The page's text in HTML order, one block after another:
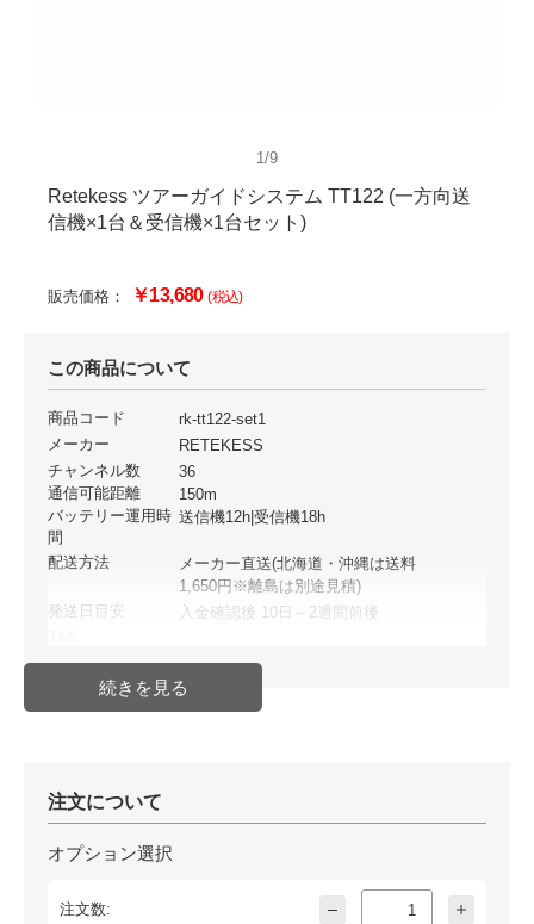
1/9
Retekess ツアーガイドシステム TT122 (一方向送
信機×1台＆受信機×1台セット)
販売価格： ￥13,680(税込)
この商品について
商品コード
rk-tt122-set1
メーカー
RETEKESS
チャンネル数
36
通信可能距離
150m
バッテリー運用時
間
送信機12h|受信機18h
配送方法
メーカー直送(北海道・沖縄は送料
1,650円※離島は別途見積)
発送日目安
入金確認後 10日～2週間前後
注文について
オプション選択
注文数: